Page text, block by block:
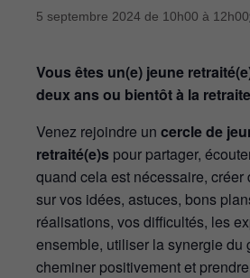
5 septembre 2024 de 10h00 à 12h00
Vous êtes un(e) jeune
deux ans ou bientôt à la
Venez rejoindre un cercle de
retraité(e)s pour partager,
quand cela est nécessaire,
sur vos idées, astuces, bons
réalisations, vos difficultés, les
ensemble, utiliser la synergie du
cheminer positivement et